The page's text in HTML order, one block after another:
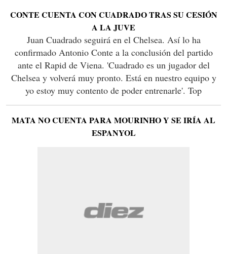
CONTE CUENTA CON CUADRADO TRAS SU CESIÓN
A LA JUVE
Juan Cuadrado seguirá en el Chelsea. Así lo ha
confirmado Antonio Conte a la conclusión del partido
ante el Rapid de Viena. 'Cuadrado es un jugador del
Chelsea y volverá muy pronto. Está en nuestro equipo y
yo estoy muy contento de poder entrenarle'. Top
MATA NO CUENTA PARA MOURINHO Y SE IRÍA AL
ESPANYOL